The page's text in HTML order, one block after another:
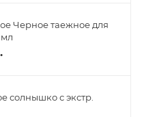
Черное таежное для
солнышко с экстр.